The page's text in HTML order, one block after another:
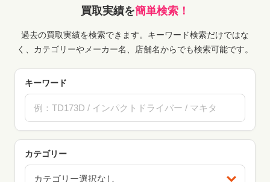
買取実績を簡単検索！
過去の買取実績を検索できます。キーワード検索だけではな
く、カテゴリーやメーカー名、店舗名からでも検索可能です。
キーワード
カテゴリー
カテゴリー選択なし